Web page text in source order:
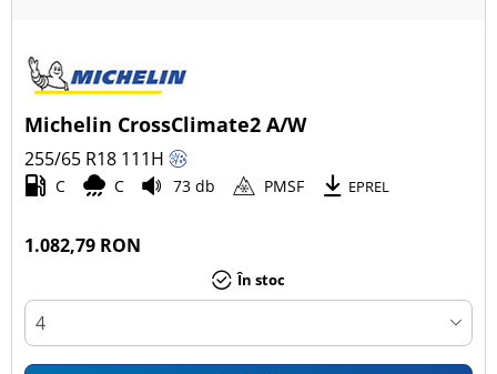
Tip autovehicul
Toate tipurile (2)
Autoturism (1)
SUV (1)
Camionetă (0)
Rulotă autopropulsată (0)
Michelin CrossClimate2 A/W
255/65 R18 111H
C C 73 db PMSF EPREL
1.082,79 RON
În stoc